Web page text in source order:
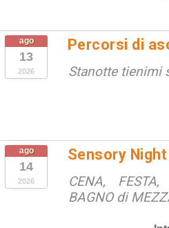
ago
13
2026
Percorsi di
Stanotte tienimi
ago
14
2026
Sensory Night
CENA,
BAGNO di